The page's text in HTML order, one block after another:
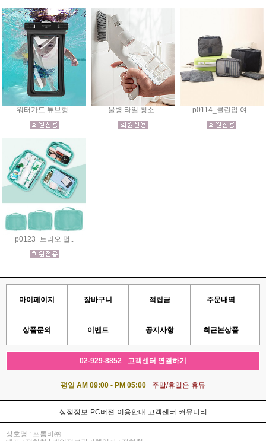
워터가드 튜브형.. 물병 타일 청소.. p0114_클린업 여..
p0123_트리오 멀..
마이페이지 장바구니 적립금 주문내역
상품문의 이벤트 공지사항 최근본상품
02-929-8852 고객센터 연결하기
평일 AM 09:00 - PM 05:00 주말/휴일은 휴뮤
상점정보 PC버젼 이용안내 고객센터 커뮤니티
상호명 : 프롬비㈜